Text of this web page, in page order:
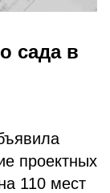
сада в
проектных
110 мест